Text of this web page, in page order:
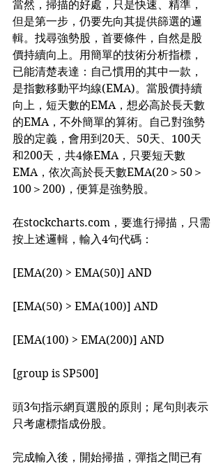
當然，掃描的好處，只是快速、精準，
但是第一步，仍要先向其提供篩選的邏
輯。找尋強勢股，首要條件，自然是股
價持續向上。用簡單的技術分析指標，
已能清楚表達：自己慣用的其中一款，
是指數移動平均線(EMA)。當股價持續
向上，短天數的EMA，想必高於長天數
的EMA，不外簡單的算術。自己對強勢
股的定義，會用到20天、50天、100天
和200天，共4條EMA，只要短天數
EMA，依次高於長天數EMA(20＞50＞
100＞200)，便算是強勢股。
在stockcharts.com，要進行掃描，只需
按上述邏輯，輸入4句代碼：
[EMA(20) > EMA(50)] AND
[EMA(50) > EMA(100)] AND
[EMA(100) > EMA(200)] AND
[group is SP500]
頭3句指示網頁選股的原則；尾句則表示
只考慮標指成份股。
完成輸入後，開始掃描，彈指之間已有